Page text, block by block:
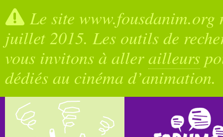
Le site
juillet 2015. Les outils de
vous invitons à allerailleurs
dédiés au cinéma d’animation.